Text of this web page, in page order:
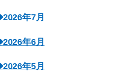
2026年7月
2026年6月
2026年5月